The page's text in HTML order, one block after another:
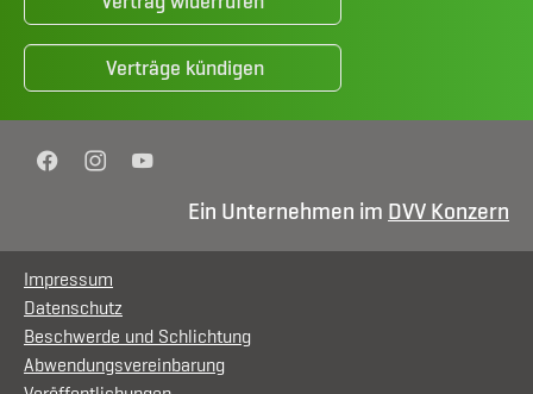
Verträge kündigen
Facebook
Instagram
YouTube
Ein Unternehmen im DVV Konzern
Impressum
Datenschutz
Beschwerde und Schlichtung
Abwendungsvereinbarung